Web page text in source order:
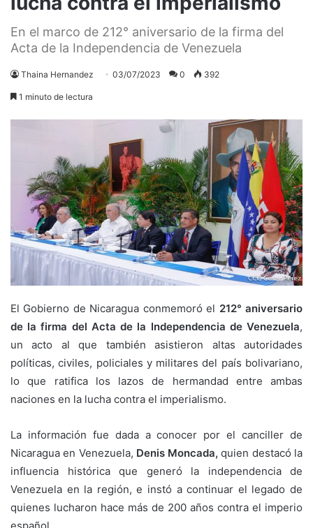
En el marco de 212° aniversario de la firma del
Acta de la Independencia de Venezuela
Thaina Hernandez 03/07/2023 0 392
1 minuto de lectura
El Gobierno de Nicaragua conmemoró el 212° aniversario
de la firma del Acta de la Independencia de Venezuela,
un acto al que también asistieron altas autoridades
políticas, civiles, policiales y militares del país bolivariano,
lo que ratifica los lazos de hermandad entre ambas
naciones en la lucha contra el imperialismo.
La información fue dada a conocer por el canciller de
Nicaragua en Venezuela, Denis Moncada, quien destacó la
influencia histórica que generó la independencia de
Venezuela en la región, e instó a continuar el legado de
quienes lucharon hace más de 200 años contra el imperio